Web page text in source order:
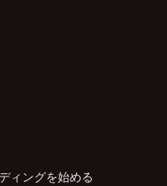
ィングを始める